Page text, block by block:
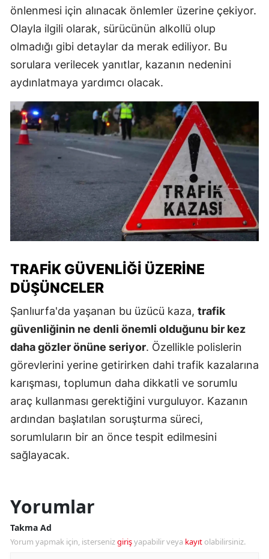
önlenmesi için alınacak önlemler üzerine çekiyor.
Olayla ilgili olarak, sürücünün alkollü olup
olmadığı gibi detaylar da merak ediliyor. Bu
sorulara verilecek yanıtlar, kazanın nedenini
aydınlatmaya yardımcı olacak.
TRAFIK GÜVENLIĞI ÜZERINE
DÜŞÜNCELER
Şanlıurfa'da yaşanan bu üzücü kaza, trafik
güvenliğinin ne denli önemli olduğunu bir kez
daha gözler önüne seriyor. Özellikle polislerin
görevlerini yerine getirirken dahi trafik kazalarına
karışması, toplumun daha dikkatli ve sorumlu
araç kullanması gerektiğini vurguluyor. Kazanın
ardından başlatılan soruşturma süreci,
sorumluların bir an önce tespit edilmesini
sağlayacak.
Yorumlar
Takma Ad
Yorum yapmak için, istersenizgirişyapabilir veya kayıt olabilirsiniz.